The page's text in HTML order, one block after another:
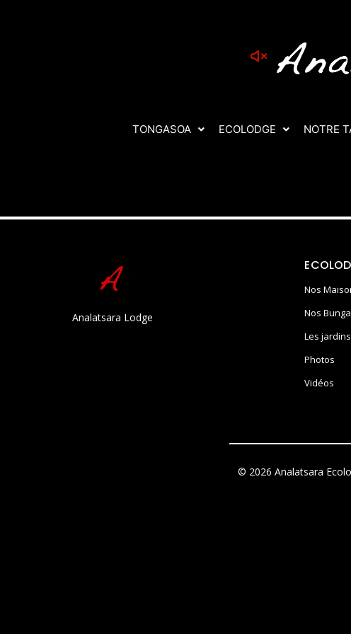
TONGASOA ECOLODGE NOTRE
Analatsara Lodge
Nos
Nos
Les
Photos
Vidéos
© 2026 Analatsara